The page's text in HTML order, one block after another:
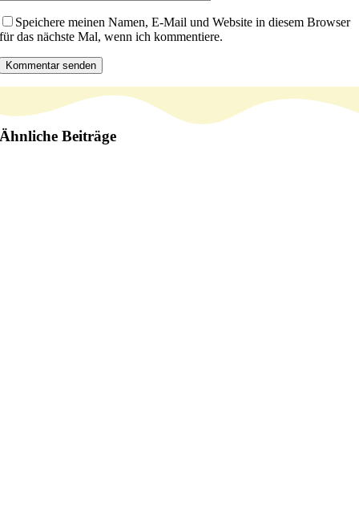
Speichere meinen Namen, E-Mail und Website in diesem Browser
für das nächste Mal, wenn ich kommentiere.
Ähnliche Beiträge